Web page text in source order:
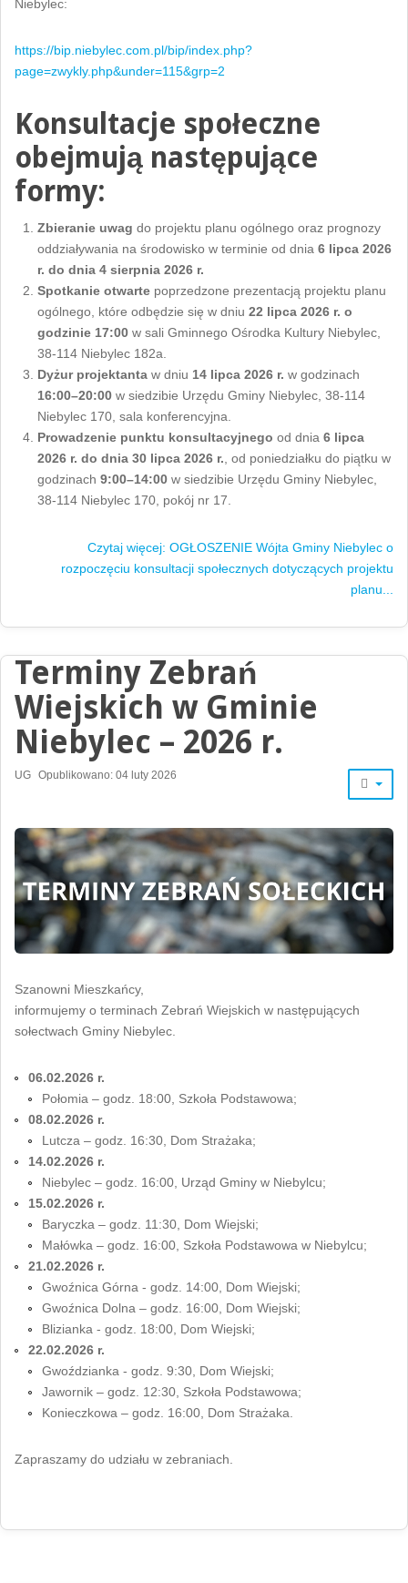
Niebylec:
https://bip.niebylec.com.pl/bip/index.php?
page=zwykly.php&under=115&grp=2
Konsultacje społeczne
obejmują następujące
formy:
Zbieranie uwag do projektu planu ogólnego oraz prognozy
oddziaływania na środowisko w terminie od dnia 6 lipca 2026
r. do dnia 4 sierpnia 2026 r.
Spotkanie otwarte poprzedzone prezentacją projektu planu
ogólnego, które odbędzie się w dniu 22 lipca 2026 r. o
godzinie 17:00 w sali Gminnego Ośrodka Kultury Niebylec,
38-114 Niebylec 182a.
Dyżur projektanta w dniu 14 lipca 2026 r. w godzinach
16:00–20:00 w siedzibie Urzędu Gminy Niebylec, 38-114
Niebylec 170, sala konferencyjna.
Prowadzenie punktu konsultacyjnego od dnia 6 lipca
2026 r. do dnia 30 lipca 2026 r. , od poniedziałku do piątku w
godzinach 9:00–14:00 w siedzibie Urzędu Gminy Niebylec,
38-114 Niebylec 170, pokój nr 17.
Czytaj więcej: OGŁOSZENIE Wójta Gminy Niebylec o
rozpoczęciu konsultacji społecznych dotyczących projektu
planu...
Terminy Zebrań
Wiejskich w Gminie
Niebylec – 2026 r.
UG Opublikowano: 04 luty 2026
Szanowni Mieszkańcy,
informujemy o terminach Zebrań Wiejskich w następujących
sołectwach Gminy Niebylec.
06.02.2026 r.
Połomia – godz. 18:00, Szkoła Podstawowa;
08.02.2026 r.
Lutcza – godz. 16:30, Dom Strażaka;
14.02.2026 r.
Niebylec – godz. 16:00, Urząd Gminy w Niebylcu;
15.02.2026 r.
Baryczka – godz. 11:30, Dom Wiejski;
Małówka – godz. 16:00, Szkoła Podstawowa w Niebylcu;
21.02.2026 r.
Gwoźnica Górna - godz. 14:00, Dom Wiejski;
Gwoźnica Dolna – godz. 16:00, Dom Wiejski;
Blizianka - godz. 18:00, Dom Wiejski;
22.02.2026 r.
Gwoździanka - godz. 9:30, Dom Wiejski;
Jawornik – godz. 12:30, Szkoła Podstawowa;
Konieczkowa – godz. 16:00, Dom Strażaka.
Zapraszamy do udziału w zebraniach.